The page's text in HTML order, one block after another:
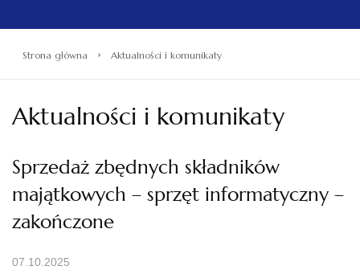
Strona główna › Aktualności i komunikaty
Aktualności i komunikaty
Sprzedaż zbędnych składników
majątkowych – sprzęt informatyczny –
zakończone
07.10.2025